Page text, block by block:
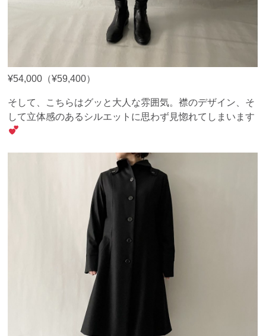
¥54,000（¥59,400）
そして、こちらはグッと大人な雰囲気。襟のデザイン、そ
して立体感のあるシルエットに思わず見惚れてしまいます